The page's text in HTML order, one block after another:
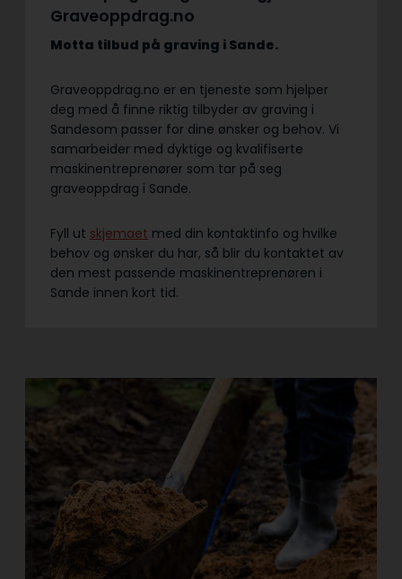
Graveoppdrag.no
Motta tilbud på graving i Sande.
Graveoppdrag.no er en tjeneste som hjelper
deg med å finne riktig tilbyder av graving i
Sandesom passer for dine ønsker og behov. Vi
samarbeider med dyktige og kvalifiserte
maskinentreprenører som tar på seg
graveoppdrag i Sande.
Fyll ut skjemaet med din kontaktinfo og hvilke
behov og ønsker du har, så blir du kontaktet av
den mest passende maskinentreprenøren i
Sande innen kort tid.